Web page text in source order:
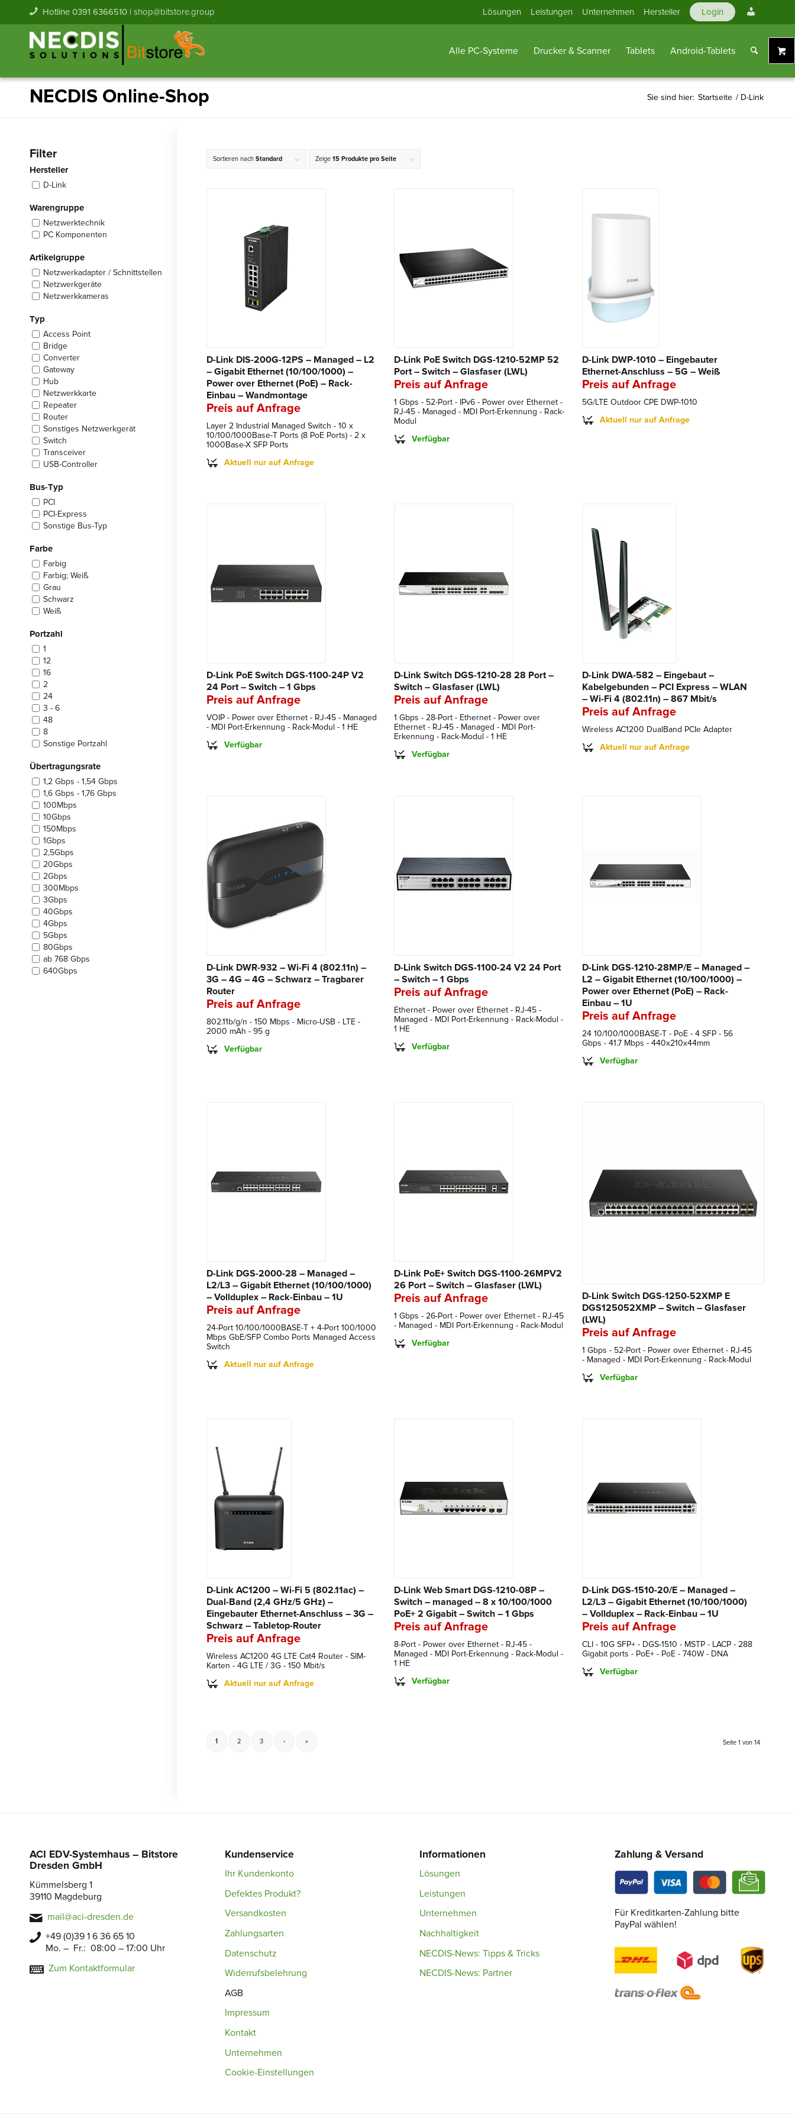
Lösungen Leistungen Unternehmen Hersteller Login
Konto
Hotline 0391 6366510 | shop@bitstore.group
Alle PC-Systeme Drucker & Scanner Tablets Android-Tablets
NECDIS Online-Shop Sie sind hier: Startseite / D-Link
Sortieren nach Standard Zeige 15 Produkte pro Seite
D-Link DIS-200G-12PS – Managed – L2
– Gigabit Ethernet (10/100/1000) –
Power over Ethernet (PoE) – Rack-
Einbau – Wandmontage
Preis auf Anfrage
Layer 2 Industrial Managed Switch - 10 x
10/100/1000Base-T Ports (8 PoE Ports) - 2 x
1000Base-X SFP Ports
Aktuell nur auf Anfrage
D-Link PoE Switch DGS-1210-52MP 52
Port – Switch – Glasfaser (LWL)
Preis auf Anfrage
1 Gbps - 52-Port - IPv6 - Power over Ethernet -
RJ-45 - Managed - MDI Port-Erkennung - Rack-
Modul
Verfügbar
D-Link DWP-1010 – Eingebauter
Ethernet-Anschluss – 5G – Weiß
Preis auf Anfrage
5G/LTE Outdoor CPE DWP-1010
Aktuell nur auf Anfrage
D-Link PoE Switch DGS-1100-24P V2
24 Port – Switch – 1 Gbps
Preis auf Anfrage
VOIP - Power over Ethernet - RJ-45 - Managed
- MDI Port-Erkennung - Rack-Modul - 1 HE
Verfügbar
D-Link Switch DGS-1210-28 28 Port –
Switch – Glasfaser (LWL)
Preis auf Anfrage
1 Gbps - 28-Port - Ethernet - Power over
Ethernet - RJ-45 - Managed - MDI Port-
Erkennung - Rack-Modul - 1 HE
Verfügbar
D-Link DWA-582 – Eingebaut –
Kabelgebunden – PCI Express – WLAN
– Wi-Fi 4 (802.11n) – 867 Mbit/s
Preis auf Anfrage
Wireless AC1200 DualBand PCIe Adapter
Aktuell nur auf Anfrage
D-Link DWR-932 – Wi-Fi 4 (802.11n) –
3G – 4G – 4G – Schwarz – Tragbarer
Router
Preis auf Anfrage
802.11b/g/n - 150 Mbps - Micro-USB - LTE -
2000 mAh - 95 g
Verfügbar
D-Link Switch DGS-1100-24 V2 24 Port
– Switch – 1 Gbps
Preis auf Anfrage
Ethernet - Power over Ethernet - RJ-45 -
Managed - MDI Port-Erkennung - Rack-Modul -
1 HE
Verfügbar
D-Link DGS-1210-28MP/E – Managed –
L2 – Gigabit Ethernet (10/100/1000) –
Power over Ethernet (PoE) – Rack-
Einbau – 1U
Preis auf Anfrage
24 10/100/1000BASE-T - PoE - 4 SFP - 56
Gbps - 41.7 Mbps - 440x210x44mm
Verfügbar
D-Link DGS-2000-28 – Managed –
L2/L3 – Gigabit Ethernet (10/100/1000)
– Vollduplex – Rack-Einbau – 1U
Preis auf Anfrage
24-Port 10/100/1000BASE-T + 4-Port 100/1000
Mbps GbE/SFP Combo Ports Managed Access
Switch
Aktuell nur auf Anfrage
D-Link PoE+ Switch DGS-1100-26MPV2
26 Port – Switch – Glasfaser (LWL)
Preis auf Anfrage
1 Gbps - 26-Port - Power over Ethernet - RJ-45
- Managed - MDI Port-Erkennung - Rack-Modul
Verfügbar
D-Link Switch DGS-1250-52XMP E
DGS125052XMP – Switch – Glasfaser
(LWL)
Preis auf Anfrage
1 Gbps - 52-Port - Power over Ethernet - RJ-45
- Managed - MDI Port-Erkennung - Rack-Modul
Verfügbar
D-Link AC1200 – Wi-Fi 5 (802.11ac) –
Dual-Band (2,4 GHz/5 GHz) –
Eingebauter Ethernet-Anschluss – 3G –
Schwarz – Tabletop-Router
Preis auf Anfrage
Wireless AC1200 4G LTE Cat4 Router - SIM-
Karten - 4G LTE / 3G - 150 Mbit/s
Aktuell nur auf Anfrage
D-Link Web Smart DGS-1210-08P –
Switch – managed – 8 x 10/100/1000
PoE+ 2 Gigabit – Switch – 1 Gbps
Preis auf Anfrage
8-Port - Power over Ethernet - RJ-45 -
Managed - MDI Port-Erkennung - Rack-Modul -
1 HE
Verfügbar
D-Link DGS-1510-20/E – Managed –
L2/L3 – Gigabit Ethernet (10/100/1000)
– Vollduplex – Rack-Einbau – 1U
Preis auf Anfrage
CLI - 10G SFP+ - DGS-1510 - MSTP - LACP - 288
Gigabit ports - PoE+ - PoE - 740W - DNA
Verfügbar
Seite 1 von 14
1 2 3 › »
Filter
Hersteller
D-Link
Warengruppe
Netzwerktechnik
PC Komponenten
Artikelgruppe
Netzwerkadapter / Schnittstellen
Netzwerkgeräte
Netzwerkkameras
Typ
Access Point
Bridge
Converter
Gateway
Hub
Netzwerkkarte
Repeater
Router
Sonstiges Netzwerkgerät
Switch
Transceiver
USB-Controller
Bus-Typ
PCI
PCI-Express
Sonstige Bus-Typ
Farbe
Farbig
Farbig; Weiß
Grau
Schwarz
Weiß
Portzahl
1
12
16
2
24
3 - 6
48
8
Sonstige Portzahl
Übertragungsrate
1,2 Gbps - 1,54 Gbps
1,6 Gbps - 1,76 Gbps
100Mbps
10Gbps
150Mbps
1Gbps
2,5Gbps
20Gbps
2Gbps
300Mbps
3Gbps
40Gbps
4Gbps
5Gbps
80Gbps
ab 768 Gbps
640Gbps
ACI EDV-Systemhaus – Bitstore
Dresden GmbH
Kümmelsberg 1
39110 Magdeburg
mail@aci-dresden.de
+49 (0)39 1 6 36 65 10
Mo. – Fr.: 08:00 – 17:00 Uhr
Zum Kontaktformular
Kundenservice
Ihr Kundenkonto
Defektes Produkt?
Versandkosten
Zahlungsarten
Datenschutz
Widerrufsbelehrung
AGB
Impressum
Kontakt
Unternehmen
Cookie-Einstellungen
Informationen
Lösungen
Leistungen
Unternehmen
Nachhaltigkeit
NECDIS-News: Tipps & Tricks
NECDIS-News: Partner
Zahlung & Versand
Für Kreditkarten-Zahlung bitte
PayPal wählen!